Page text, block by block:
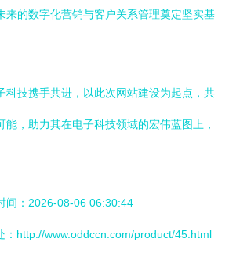
来的数字化营销与客户关系管理奠定坚实基
科技携手共进，以此次网站建设为起点，共
能，助力其在电子科技领域的宏伟蓝图上，
间：2026-08-06 06:30:44
：http://www.oddccn.com/product/45.html